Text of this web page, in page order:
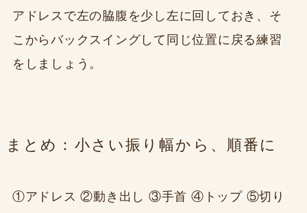
アドレスで左の脇腹を少し左に回しておき、そ
こからバックスイングして同じ位置に戻る練習
をしましょう。
まとめ：小さい振り幅から、順番に
①アドレス ②動き出し ③手首 ④トップ ⑤切り